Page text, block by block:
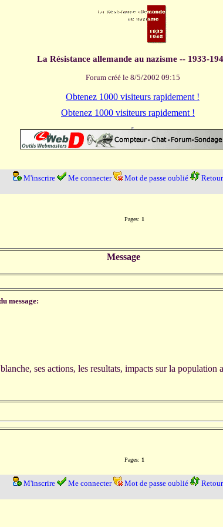
La Résistance allemande au nazisme -- 1933-
Forum créé le 8/5/2002 09:15
Obtenez 1000 visiteurs rapidement !
Obtenez 1000 visiteurs rapidement !
M'inscrire Me connecter Mot de passe oublié
Pages: 1
Message
message:
ses actions, les resultats, impacts sur la population
Pages: 1
M'inscrire Me connecter Mot de passe oublié